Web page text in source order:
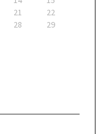
21
22
28
29